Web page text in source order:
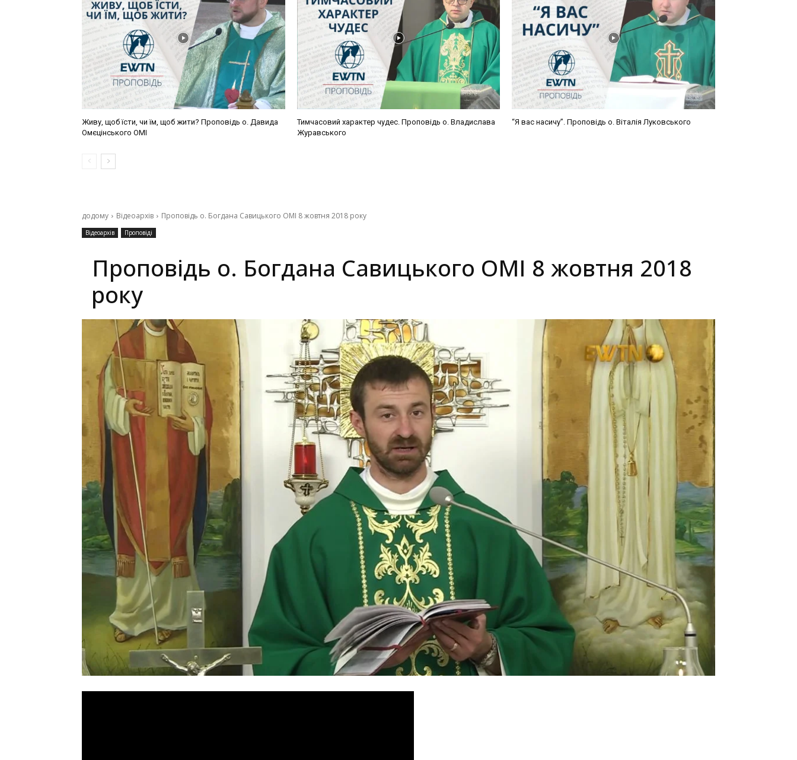
Живу, щоб їсти, чи їм, щоб жити? Проповідь о. Давида
Омєцінського ОМІ
Тимчасовий характер чудес. Проповідь о. Владислава
Журавського
“Я вас насичу”. Проповідь о. Віталія Луковського